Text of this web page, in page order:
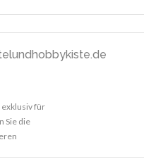
exklusiv für
Sie die